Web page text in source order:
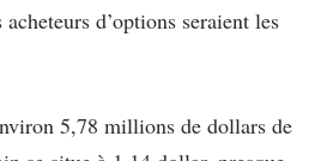
d’options seraient les
5,78 millions de dollars de